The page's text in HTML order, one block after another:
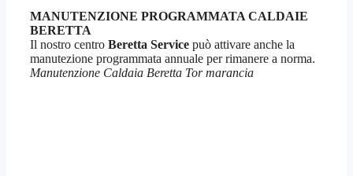
MANUTENZIONE PROGRAMMATA CALDAIE
BERETTA
Il nostro centro Beretta Service può attivare anche la
manutezione programmata annuale per rimanere a norma.
Manutenzione Caldaia Beretta Tor marancia